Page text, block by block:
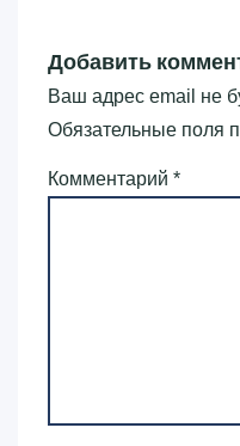
Добавить
Ваш адрес email не
Обязательные поля
Комментарий *